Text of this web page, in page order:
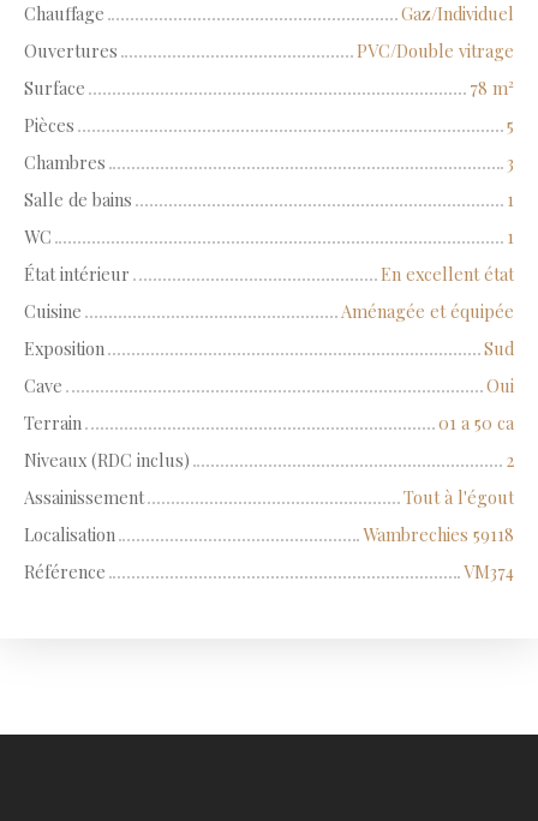
Chauffage
Gaz/Individuel
Ouvertures
PVC/Double vitrage
Surface
78 m²
Pièces
5
Chambres
3
Salle de bains
1
WC
1
État intérieur
En excellent état
Cuisine
Aménagée et équipée
Exposition
Sud
Cave
Oui
Terrain
01 a 50 ca
Niveaux (RDC inclus)
2
Assainissement
Tout à l'égout
Localisation
Wambrechies 59118
Référence
VM374